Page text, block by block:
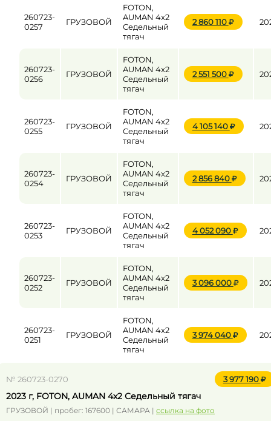
260723-
0257
ГРУЗОВОЙ
FOTON,
AUMAN 4x2
Седельный
тягач
2 860 110
260723-
0256
ГРУЗОВОЙ
FOTON,
AUMAN 4x2
Седельный
тягач
2 551 500
260723-
0255
ГРУЗОВОЙ
FOTON,
AUMAN 4x2
Седельный
тягач
4 105 140
260723-
0254
ГРУЗОВОЙ
FOTON,
AUMAN 4x2
Седельный
тягач
2 856 840
260723-
0253
ГРУЗОВОЙ
FOTON,
AUMAN 4x2
Седельный
тягач
4 052 090
260723-
0252
ГРУЗОВОЙ
FOTON,
AUMAN 4x2
Седельный
тягач
3 096 000
260723-
0251
ГРУЗОВОЙ
FOTON,
AUMAN 4x2
Седельный
тягач
3 974 040
№ 260723-0270 3 977 190
2023 г, FOTON, AUMAN 4x2 Седельный тягач
ГРУЗОВОЙ | пробег: 167600 | САМАРА | ссылка на фото